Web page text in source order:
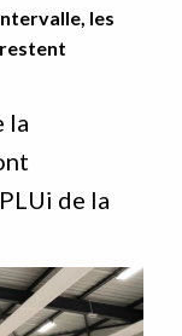
les
restent
la
de la